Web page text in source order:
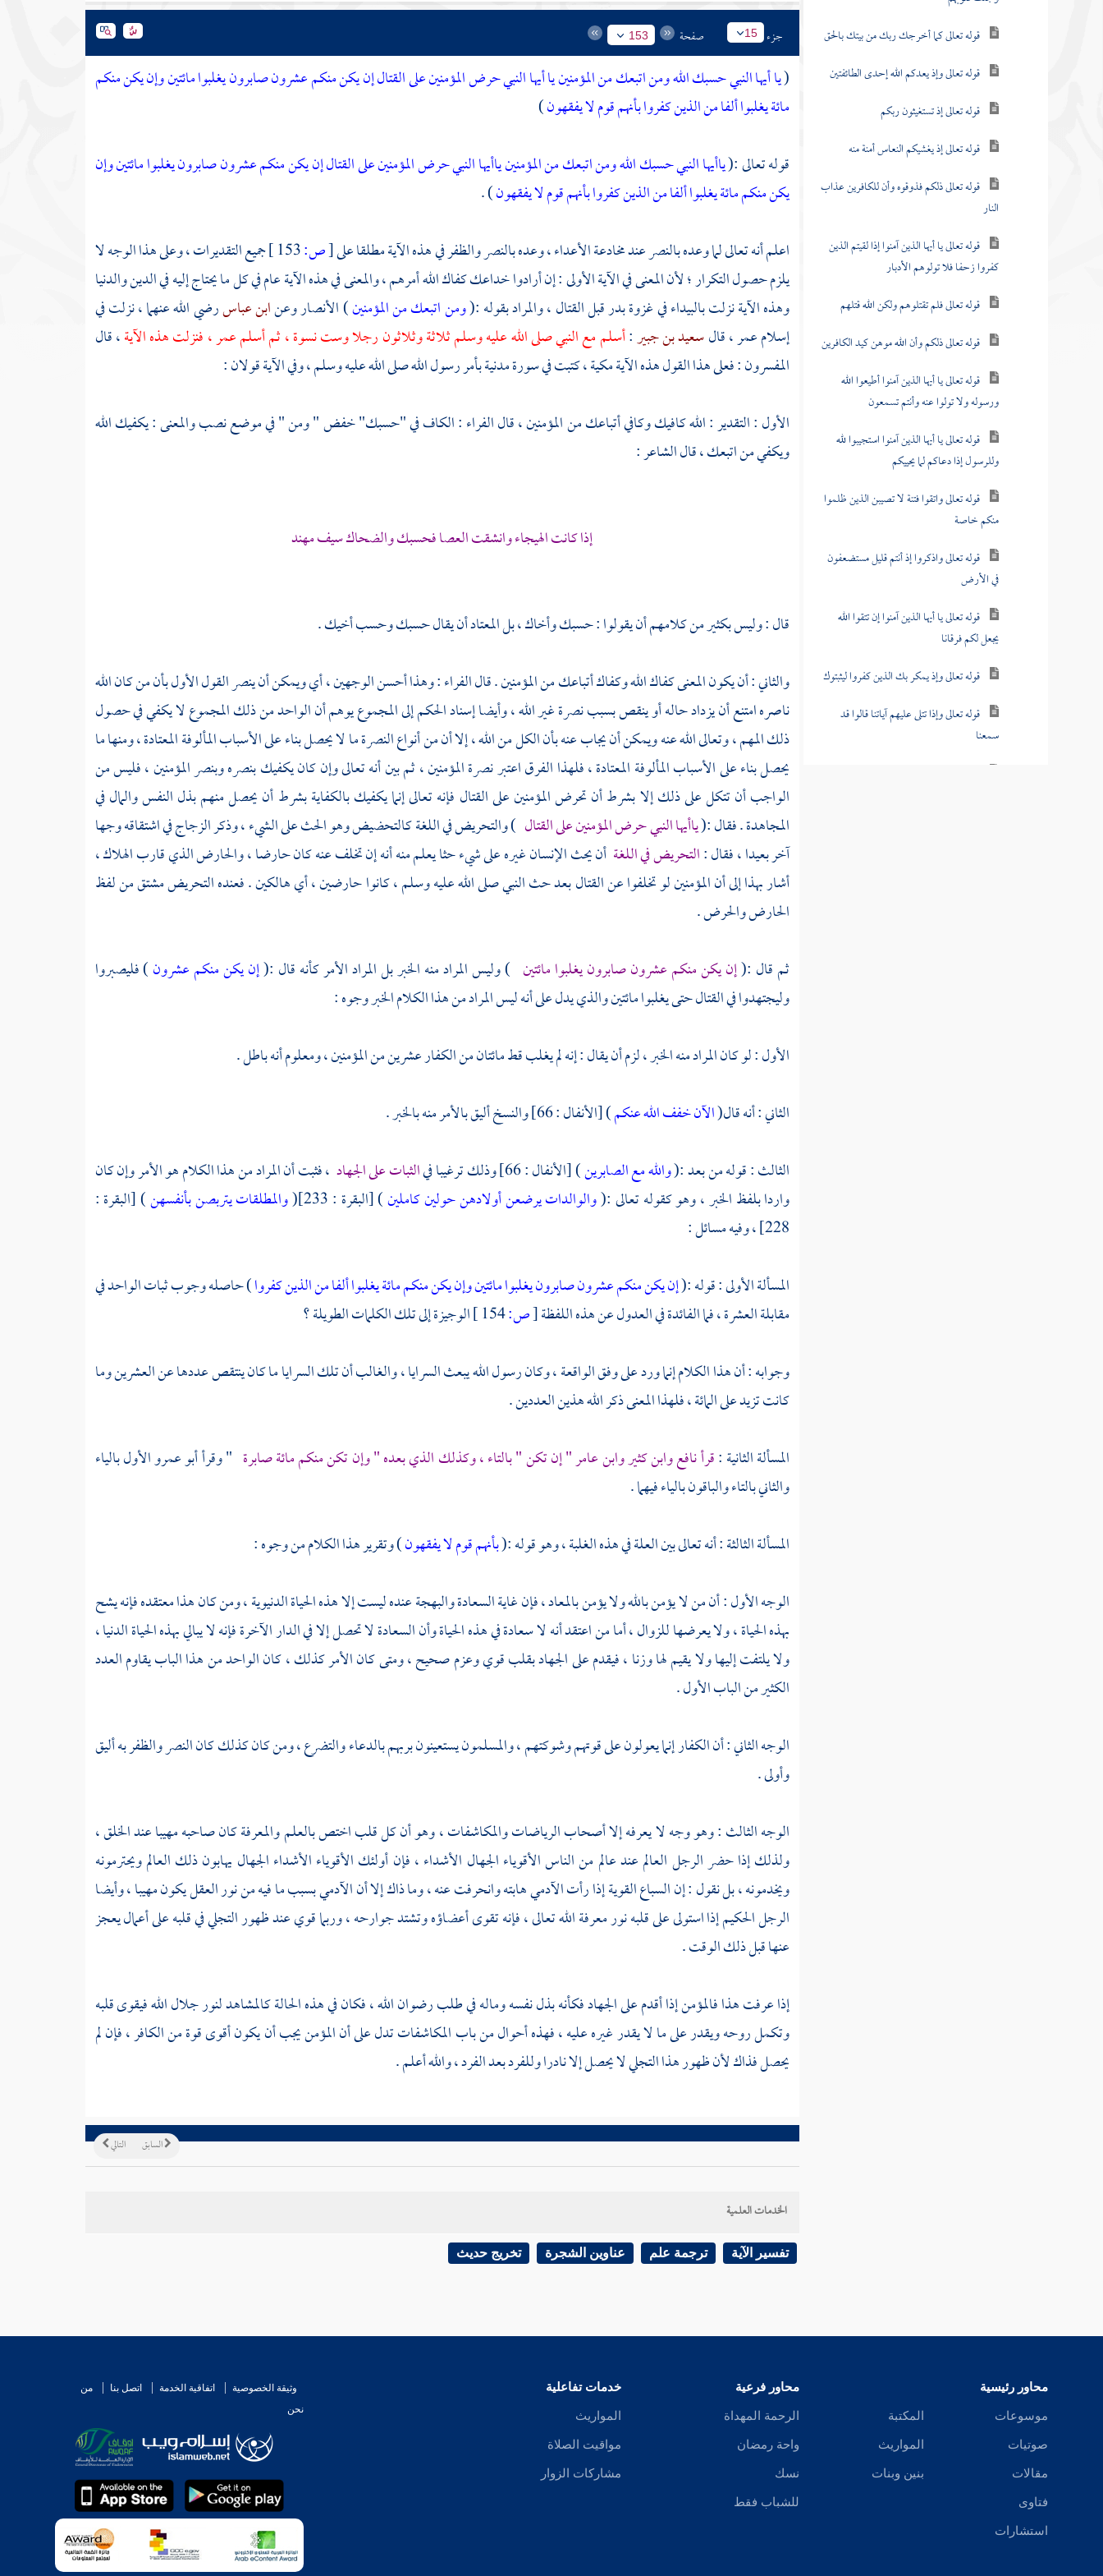
قوله تعالى كما أخرجك ربك من بيتك بالحق
قوله تعالى وإذ يعدكم الله إحدى الطائفتين
قوله تعالى إذ تستغيثون ربكم
قوله تعالى إذ يغشيكم النعاس أمنة منه
قوله تعالى ذلكم فذوقوه وأن للكافرين عذاب
النار
قوله تعالى يا أيها الذين آمنوا إذا لقيتم الذين
كفروا زحفا فلا تولوهم الأدبار
قوله تعالى فلم تقتلوهم ولكن الله قتلهم
قوله تعالى ذلكم وأن الله موهن كيد الكافرين
قوله تعالى يا أيها الذين آمنوا أطيعوا الله
ورسوله ولا تولوا عنه وأنتم تسمعون
قوله تعالى يا أيها الذين آمنوا استجيبوا لله
وللرسول إذا دعاكم لما يحييكم
قوله تعالى واتقوا فتنة لا تصيبن الذين ظلموا
منكم خاصة
قوله تعالى واذكروا إذ أنتم قليل مستضعفون
في الأرض
قوله تعالى يا أيها الذين آمنوا إن تتقوا الله
يجعل لكم فرقانا
قوله تعالى وإذ يمكر بك الذين كفروا ليثبتوك
قوله تعالى وإذا تتلى عليهم آياتنا قالوا قد
سمعنا
سورة الإسراء
سورة الكهف
سورة مريم
سورة طه
سورة الحج
جزء 15 صفحة 153
(يا أيها النبي حسبك الله ومن اتبعك من المؤمنينيا أيها النبي حرض المؤمنين على القتال إن يكن منكم عشرون صابرون يغلبوا مائتين وإن يكن منكم
مائة يغلبوا ألفا من الذين كفروا بأنهم قوم لا يفقهون)
قوله تعالى :(ياأيها النبي حسبك الله ومن اتبعك من المؤمنينياأيها النبي حرض المؤمنين على القتال إن يكن منكم عشرون صابرون يغلبوا مائتين وإن
يكن منكم مائة يغلبوا ألفا من الذين كفروا بأنهم قوم لا يفقهون) .
اعلم أنه تعالى لما وعده بالنصر عند مخادعة الأعداء ، وعده بالنصر والظفر في هذه الآية مطلقا على[ص:
جميع التقديرات ، وعلى هذا الوجه لا
يلزم حصول التكرار ؛ لأن المعنى في الآية الأولى : إن أرادوا خداعك كفاك الله أمرهم ، والمعنى في هذه الآية عام في كل ما يحتاج إليه في الدين والدنيا
وهذه الآية نزلت بالبيداء في غزوة بدر قبل القتال ، والمراد بقوله :(ومن اتبعك من المؤمنين)الأنصاروعنابن عباسرضي الله عنهما ، نزلت في
إسلامعمر، قالسعيد بن جبير:أسلم مع النبي صلى الله عليه وسلم ثلاثة وثلاثون رجلا وست نسوة ، ثم أسلمعمر، فنزلت هذه الآية، قال
المفسرون : فعلى هذا القول هذه الآية مكية ، كتبت في سورة مدنية بأمر رسول الله صلى الله عليه وسلم ، وفي الآية قولان :
الأول : التقدير : الله كافيك وكافي أتباعك من المؤمنين ، قالالفراء: الكاف في "حسبك" خفض " ومن " في موضع نصب والمعنى : يكفيك الله
ويكفي من اتبعك ، قال الشاعر :
إذا كانت الهيجاء وانشقت العصا فحسبك والضحاك سيف مهند
قال : وليس بكثير من كلامهم أن يقولوا : حسبك وأخاك ، بل المعتاد أن يقال حسبك وحسب أخيك .
والثاني : أن يكون المعنى كفاك الله وكفاك أتباعك من المؤمنين . قالالفراء: وهذا أحسن الوجهين ، أي ويمكن أن ينصر القول الأول بأن من كان الله
ناصره امتنع أن يزداد حاله أو ينقص بسبب نصرة غير الله ، وأيضا إسناد الحكم إلى المجموع يوهم أن الواحد من ذلك المجموع لا يكفي في حصول
ذلك المهم ، وتعالى الله عنه ويمكن أن يجاب عنه بأن الكل من الله ، إلا أن من أنواع النصرة ما لا يحصل بناء على الأسباب المألوفة المعتادة ، ومنها ما
يحصل بناء على الأسباب المألوفة المعتادة ، فلهذا الفرق اعتبر نصرة المؤمنين ، ثم بين أنه تعالى وإن كان يكفيك بنصره وبنصر المؤمنين ، فليس من
الواجب أن تتكل على ذلك إلا بشرط أن تحرض المؤمنين على القتال فإنه تعالى إنما يكفيك بالكفاية بشرط أن يحصل منهم بذل النفس والمال في
المجاهدة . فقال :(ياأيها النبي حرض المؤمنين على القتال ) والتحريض في اللغة كالتحضيض وهو الحث على الشيء ، وذكرالزجاجفي اشتقاقه وجها
آخر بعيدا ، فقال :التحريض في اللغة أن يحث الإنسان غيره على شيء حثا يعلم منه أنه إن تخلف عنه كان حارضا ، والحارض الذي قارب الهلاك ،
أشار بهذا إلى أن المؤمنين لو تخلفوا عن القتال بعد حث النبي صلى الله عليه وسلم ، كانوا حارضين ، أي هالكين . فعنده التحريض مشتق من لفظ
الحارض والحرض .
ثم قال :(إن يكن منكم عشرون صابرون يغلبوا مائتين ) وليس المراد منه الخبر بل المراد الأمر كأنه قال :(إن يكن منكم عشرون) فليصبروا
وليجتهدوا في القتال حتى يغلبوا مائتين والذي يدل على أنه ليس المراد من هذا الكلام الخبر وجوه :
الأول : لو كان المراد منه الخبر ، لزم أن يقال : إنه لم يغلب قط مائتان من الكفار عشرين من المؤمنين ، ومعلوم أنه باطل .
الثاني : أنه قال(الآن خفف الله عنكم) [الأنفال : 66] والنسخ أليق بالأمر منه بالخبر .
الثالث : قوله من بعد :(والله مع الصابرين) [الأنفال : 66] وذلك ترغيبا في الثبات على الجهاد ، فثبت أن المراد من هذا الكلام هو الأمر وإن كان
واردا بلفظ الخبر ، وهو كقوله تعالى :(والوالدات يرضعن أولادهن حولين كاملين) [البقرة : 233]( والمطلقات يتربصن بأنفسهن) [البقرة :
228] ، وفيه مسائل :
المسألة الأولى : قوله :(إن يكن منكم عشرون صابرون يغلبوا مائتين وإن يكن منكم مائة يغلبوا ألفا من الذين كفروا) حاصله وجوب ثبات الواحد في
مقابلة العشرة ، فما الفائدة في العدول عن هذه اللفظة[ص:
الوجيزة إلى تلك الكلمات الطويلة ؟
وجوابه : أن هذا الكلام إنما ورد على وفق الواقعة ، وكان رسول الله يبعث السرايا ، والغالب أن تلك السرايا ما كان ينتقص عددها عن العشرين وما
كانت تزيد على المائة ، فلهذا المعنى ذكر الله هذين العددين .
المسألة الثانية :قرأنافعوابن كثيروابن عامر" إن تكن " بالتاء ، وكذلك الذي بعده " وإن تكن منكم مائة صابرة " وقرأأبو عمروالأول بالياء
والثاني بالتاء والباقون بالياء فيهما .
المسألة الثالثة : أنه تعالى بين العلة في هذه الغلبة ، وهو قوله :(بأنهم قوم لا يفقهون) وتقرير هذا الكلام من وجوه :
الوجه الأول : أن من لا يؤمن بالله ولا يؤمن بالمعاد ، فإن غاية السعادة والبهجة عنده ليست إلا هذه الحياة الدنيوية ، ومن كان هذا معتقده فإنه يشح
بهذه الحياة ، ولا يعرضها للزوال ، أما من اعتقد أنه لا سعادة في هذه الحياة وأن السعادة لا تحصل إلا في الدار الآخرة فإنه لا يبالي بهذه الحياة الدنيا ،
ولا يلتفت إليها ولا يقيم لها وزنا ، فيقدم على الجهاد بقلب قوي وعزم صحيح ، ومتى كان الأمر كذلك ، كان الواحد من هذا الباب يقاوم العدد
الكثير من الباب الأول .
الوجه الثاني : أن الكفار إنما يعولون على قوتهم وشوكتهم ، والمسلمون يستعينون بربهم بالدعاء والتضرع ، ومن كان كذلك كان النصر والظفر به أليق
وأولى .
الوجه الثالث : وهو وجه لا يعرفه إلا أصحاب الرياضات والمكاشفات ، وهو أن كل قلب اختص بالعلم والمعرفة كان صاحبه مهيبا عند الخلق ،
ولذلك إذا حضر الرجل العالم عند عالم من الناس الأقوياء الجهال الأشداء ، فإن أولئك الأقوياء الأشداء الجهال يهابون ذلك العالم ويحترمونه
ويخدمونه ، بل نقول : إن السباع القوية إذا رأت الآدمي هابته وانحرفت عنه ، وما ذاك إلا أن الآدمي بسبب ما فيه من نور العقل يكون مهيبا ، وأيضا
الرجل الحكيم إذا استولى على قلبه نور معرفة الله تعالى ، فإنه تقوى أعضاؤه وتشتد جوارحه ، وربما قوي عند ظهور التجلي في قلبه على أعمال يعجز
عنها قبل ذلك الوقت .
إذا عرفت هذا فالمؤمن إذا أقدم على الجهاد فكأنه بذل نفسه وماله في طلب رضوان الله ، فكان في هذه الحالة كالمشاهد لنور جلال الله فيقوى قلبه
وتكمل روحه ويقدر على ما لا يقدر غيره عليه ، فهذه أحوال من باب المكاشفات تدل على أن المؤمن يجب أن يكون أقوى قوة من الكافر ، فإن لم
يحصل فذاك لأن ظهور هذا التجلي لا يحصل إلا نادرا وللفرد بعد الفرد ، والله أعلم .
التالي السابق
الخدمات العلمية
تفسير الآية ترجمة علم عناوين الشجرة تخريج حديث
محاور رئيسية
موسوعات
صوتيات
مقالات
فتاوى
استشارات
المكتبة
المواريث
بنين وبنات
محاور فرعية
الرحمة المهداة
واحة رمضان
نسك
للشباب فقط
خدمات تفاعلية
المواريث
مواقيت الصلاة
مشاركات الزوار
وثيقة الخصوصية اتفاقية الخدمة اتصل بنا
من
نحن